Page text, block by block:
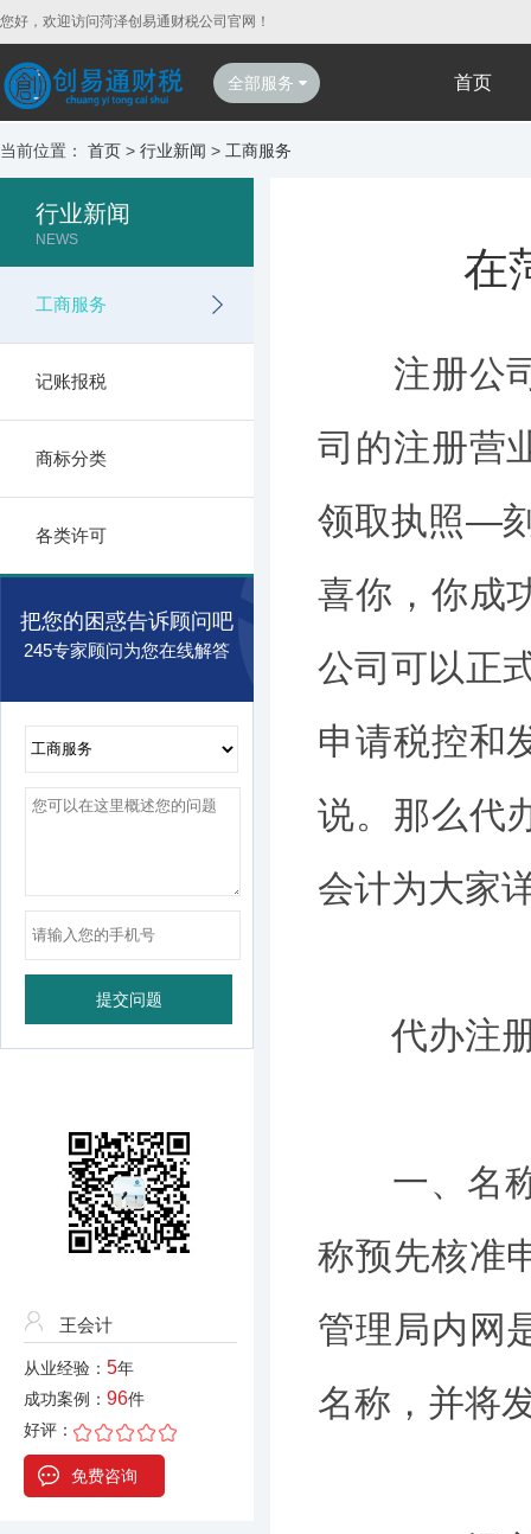
您好，欢迎访问菏泽创易通财税公司官网！
全部服务 首页
当前位置： 首页 > 行业新闻 > 工商服务
行业新闻
NEWS
工商服务
记账报税
商标分类
各类许可
把您的困惑告诉顾问吧
245专家顾问为您在线解答
王会计
从业经验： 5年
成功案例： 96件
好评：
免费咨询
在
注册公司
司的注册营
领取执照—
喜你，你成
公司可以正
申请税控和
说。那么代
会计为大家
代办注册
一、名称
称预先核准
管理局内网
名称，并将